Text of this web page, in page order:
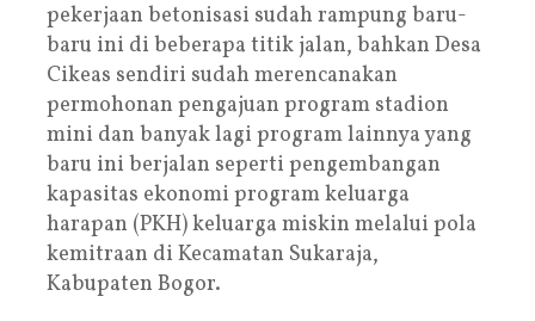
pekerjaan betonisasi sudah rampung baru-
baru ini di beberapa titik jalan, bahkan Desa
Cikeas sendiri sudah merencanakan
permohonan pengajuan program stadion
mini dan banyak lagi program lainnya yang
baru ini berjalan seperti pengembangan
kapasitas ekonomi program keluarga
harapan (PKH) keluarga miskin melalui pola
kemitraan di Kecamatan Sukaraja,
Kabupaten Bogor.